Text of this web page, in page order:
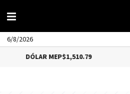
6/8/2026
MEP$1,510.79